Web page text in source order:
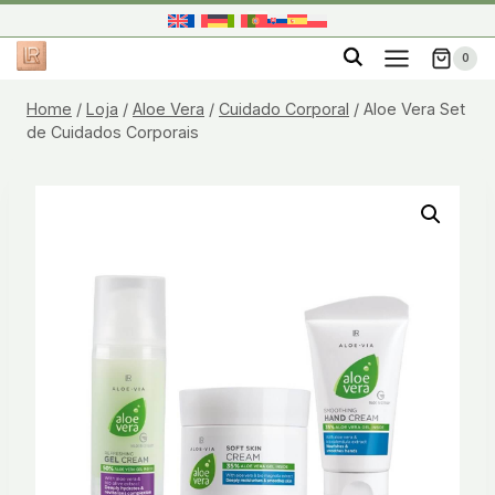
to
content
0
Home / Loja / Aloe Vera / Cuidado Corporal / Aloe Vera Set
de Cuidados Corporais